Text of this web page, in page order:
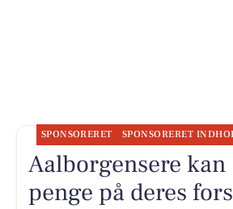
SPONSORERET SPONSORERET
Aalborgensere kan
penge på deres